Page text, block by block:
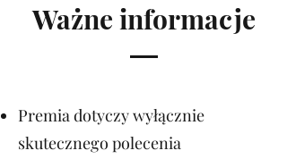
Ważne informacje
Premia dotyczy wyłącznie
skutecznego polecenia